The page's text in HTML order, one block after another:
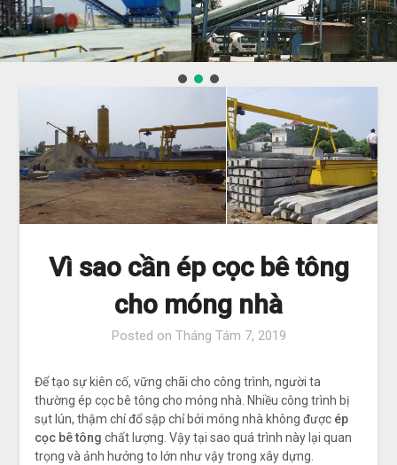
Vì sao cần ép cọc bê tông
cho móng nhà
Posted on Tháng Tám 7, 2019
Để tạo sự kiên cố, vững chãi cho công trình, người ta
thường ép cọc bê tông cho móng nhà. Nhiều công trình bị
sụt lún, thậm chí đổ sập chỉ bởi móng nhà không được ép
cọc bê tông chất lượng. Vậy tại sao quá trình này lại quan
trọng và ảnh hưởng to lớn như vậy trong xây dựng.